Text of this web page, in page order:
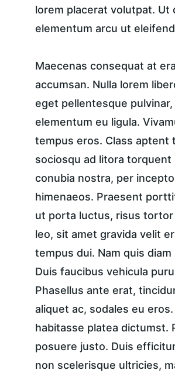
lorem placerat volutpat. Ut
elementum arcu ut
Maecenas consequat at
accumsan. Nulla lorem
eget pellentesque pulvinar,
elementum eu ligula.
tempus eros. Class aptent
sociosqu ad litora torquent
conubia nostra, per
himenaeos. Praesent
ut porta luctus, risus
leo, sit amet gravida velit
tempus dui. Nam quis diam
Duis faucibus vehicula
Phasellus ante erat,
aliquet ac, sodales eu
habitasse platea dictumst.
posuere justo. Duis
non scelerisque ultricies,